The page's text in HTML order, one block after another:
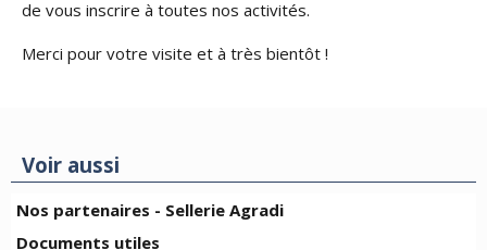
de vous inscrire à toutes nos activités.
Merci pour votre visite et à très bientôt !
Voir aussi
Nos partenaires - Sellerie Agradi
Documents utiles